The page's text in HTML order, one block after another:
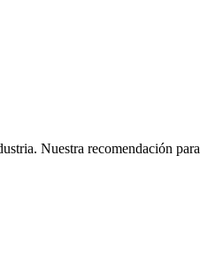
Nuestra recomendación para